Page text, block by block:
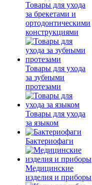
Товары для ухода
за брекетами и
ортодонтическими
конструкциями
Товары для ухода
за зубными
протезами
Товары для ухода
за языком
Бактериофаги
Медицинские
изделия и приборы